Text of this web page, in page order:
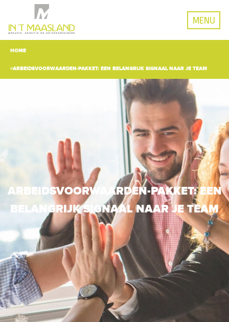
MENU
HOME
ARBEIDSVOORWAARDEN-PAKKET: EEN BELANGRIJK SIGNAAL NAAR JE TEAM
ARBEIDSVOORWAARDEN-PAKKET: EEN
BELANGRIJK SIGNAAL NAAR JE TEAM